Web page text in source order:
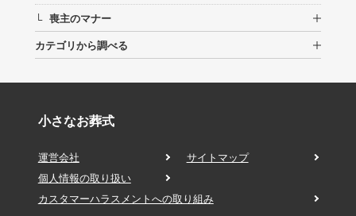
└ 喪主のマナー
カテゴリから調べる
小さなお葬式
運営会社
サイトマップ
個人情報の取り扱い
カスタマーハラスメントへの取り組み